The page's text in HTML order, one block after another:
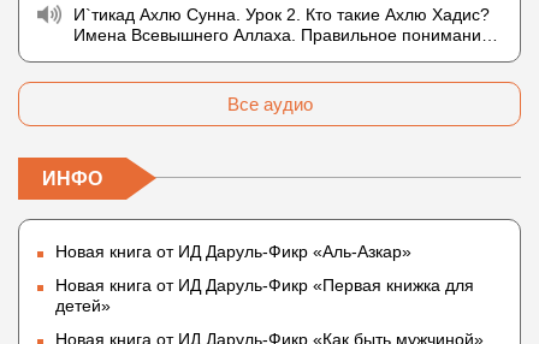
Что означает утверждение сифата «биля кейфа»
(без образа)?
И`тикад Ахлю Сунна. Урок 2. Кто такие Ахлю Хадис?
Имена Всевышнего Аллаха. Правильное понимание
Все аудио
ИНФО
Новая книга от ИД Даруль-Фикр «Аль-Азкар»
Новая книга от ИД Даруль-Фикр «Первая книжка для
детей»
Новая книга от ИД Даруль-Фикр «Как быть мужчиной»